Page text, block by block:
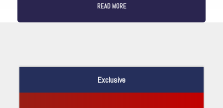
Exclusive
READ MORE